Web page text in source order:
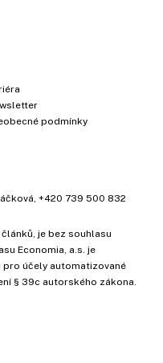
podmínky
+420 739 500 832
je bez souhlasu
Economia, a.s. je
pro účely automatizované
§ 39c autorského zákona.